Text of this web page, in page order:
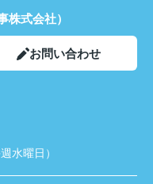
株式会社）
お問い合わせ
水曜日）